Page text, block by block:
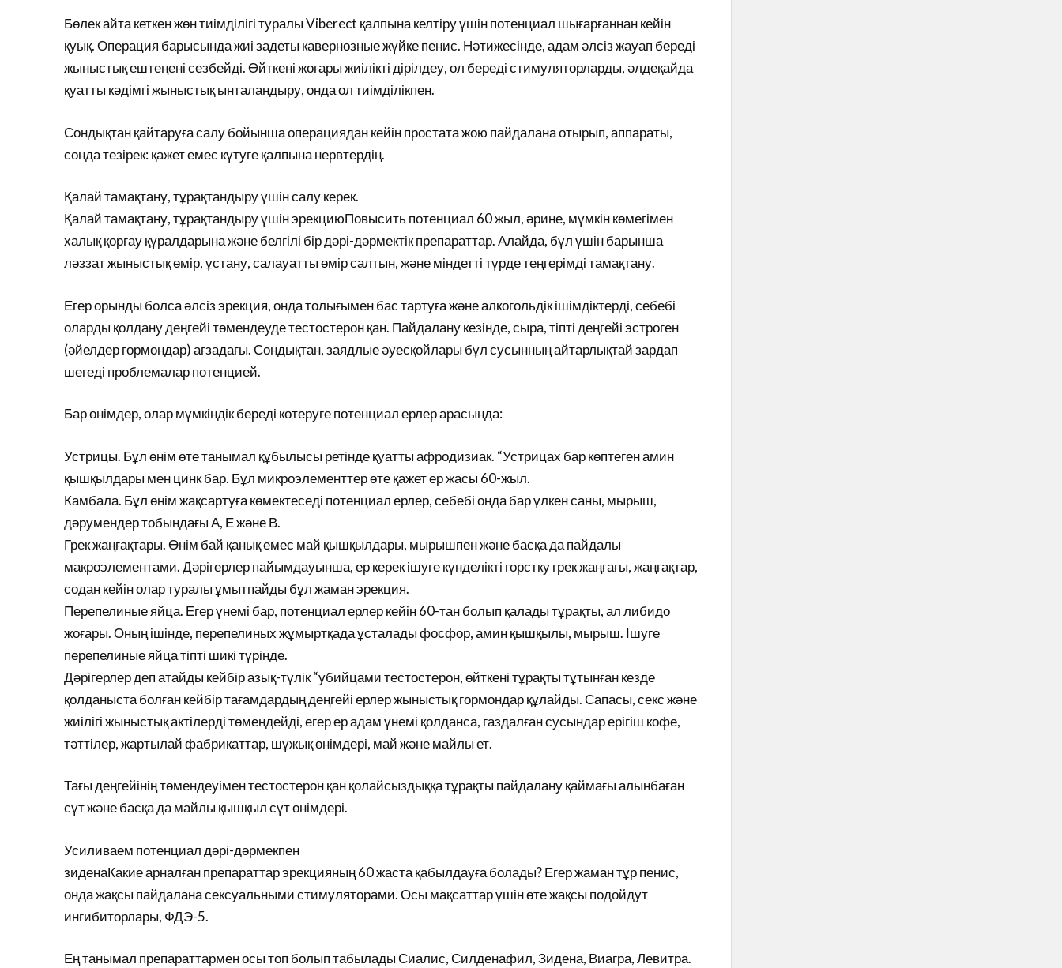
Бөлек айта кеткен жөн тиімділігі туралы Viberect қалпына келтіру үшін потенциал шығарғаннан кейін
қуық. Операция барысында жиі задеты кавернозные жүйке пенис. Нәтижесінде, адам әлсіз жауап береді
жыныстық ештеңені сезбейді. Өйткені жоғары жиілікті дірілдеу, ол береді стимуляторларды, әлдеқайда
қуатты кәдімгі жыныстық ынталандыру, онда ол тиімділікпен.
Сондықтан қайтаруға салу бойынша операциядан кейін простата жою пайдалана отырып, аппараты,
сонда тезірек: қажет емес күтуге қалпына нервтердің.
Қалай тамақтану, тұрақтандыру үшін салу керек.
Қалай тамақтану, тұрақтандыру үшін эрекциюПовысить потенциал 60 жыл, әрине, мүмкін көмегімен
халық қорғау құралдарына және белгілі бір дәрі-дәрмектік препараттар. Алайда, бұл үшін барынша
ләззат жыныстық өмір, ұстану, салауатты өмір салтын, және міндетті түрде теңгерімді тамақтану.
Егер орынды болса әлсіз эрекция, онда толығымен бас тартуға және алкогольдік ішімдіктерді, себебі
оларды қолдану деңгейі төмендеуде тестостерон қан. Пайдалану кезінде, сыра, тіпті деңгейі эстроген
(әйелдер гормондар) ағзадағы. Сондықтан, заядлые әуесқойлары бұл сусынның айтарлықтай зардап
шегеді проблемалар потенцией.
Бар өнімдер, олар мүмкіндік береді көтеруге потенциал ерлер арасында:
Устрицы. Бұл өнім өте танымал құбылысы ретінде қуатты афродизиак. “Устрицах бар көптеген амин
қышқылдары мен цинк бар. Бұл микроэлементтер өте қажет ер жасы 60-жыл.
Камбала. Бұл өнім жақсартуға көмектеседі потенциал ерлер, себебі онда бар үлкен саны, мырыш,
дәрумендер тобындағы А, Е және В.
Грек жаңғақтары. Өнім бай қанық емес май қышқылдары, мырышпен және басқа да пайдалы
макроэлементами. Дәрігерлер пайымдауынша, ер керек ішуге күнделікті горстку грек жаңғағы, жаңғақтар,
содан кейін олар туралы ұмытпайды бұл жаман эрекция.
Перепелиные яйца. Егер үнемі бар, потенциал ерлер кейін 60-тан болып қалады тұрақты, ал либидо
жоғары. Оның ішінде, перепелиных жұмыртқада ұсталады фосфор, амин қышқылы, мырыш. Ішуге
перепелиные яйца тіпті шикі түрінде.
Дәрігерлер деп атайды кейбір азық-түлік “убийцами тестостерон, өйткені тұрақты тұтынған кезде
қолданыста болған кейбір тағамдардың деңгейі ерлер жыныстық гормондар құлайды. Сапасы, секс және
жиілігі жыныстық актілерді төмендейді, егер ер адам үнемі қолданса, газдалған сусындар ерігіш кофе,
тәттілер, жартылай фабрикаттар, шұжық өнімдері, май және майлы ет.
Тағы деңгейінің төмендеуімен тестостерон қан қолайсыздыққа тұрақты пайдалану қаймағы алынбаған
сүт және басқа да майлы қышқыл сүт өнімдері.
Усиливаем потенциал дәрі-дәрмекпен
зиденаКакие арналған препараттар эрекцияның 60 жаста қабылдауға болады? Егер жаман тұр пенис,
онда жақсы пайдалана сексуальными стимуляторами. Осы мақсаттар үшін өте жақсы подойдут
ингибиторлары, ФДЭ-5.
Ең танымал препараттармен осы топ болып табылады Сиалис, Силденафил, Зидена, Виагра, Левитра.